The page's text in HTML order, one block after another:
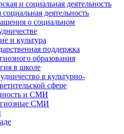
и социальная деятельность
деятельность
о социальном
и культура
поддержка
образования
в школе
в культурно-
сфере
и СМИ
СМИ